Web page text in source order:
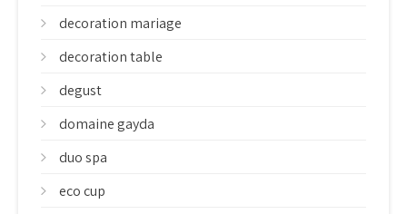
decoration mariage
decoration table
degust
domaine gayda
duo spa
eco cup